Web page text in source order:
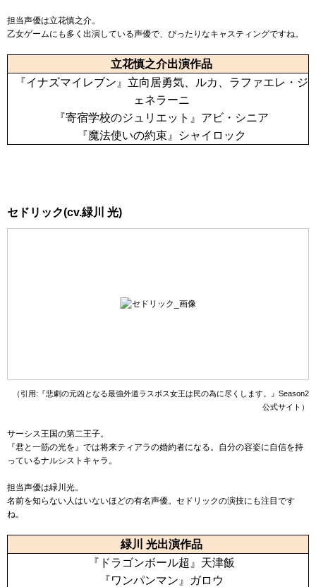
担当声優は立花慎之介。
乙女ゲームにも多く出演している声優で、ぴったりなキャスティングですね。
立花慎之介出演作品
『イナズマイレブン』立向居勇気、ルカ、ラファエレ・ジ
ェネラーニ
『寄宿学校のジュリエット』アビ・シニア
『魔法使いの約束』シャイロック
セドリック(cv.緑川 光)
（引用:『悲劇の元凶となる最強外道ラスボス女王は民の為に尽くします。』Season2
公式サイト）
サーシス王国の第二王子。
『君と一筋の光を』では将来ティアラの婚約者になる。自分の容姿に自信を持
っているナルシストキャラ。
担当声優は緑川光。
名前を知らない人はいないほどの有名声優。セドリックの演技にも注目です
ね。
緑川 光出演作品
『ドラゴンボール超』天津飯
『ワンパンマン』ガロウ